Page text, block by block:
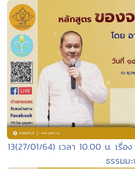
13(27/01/64) เวลา 10.00 น. เรื่
ธรรมม